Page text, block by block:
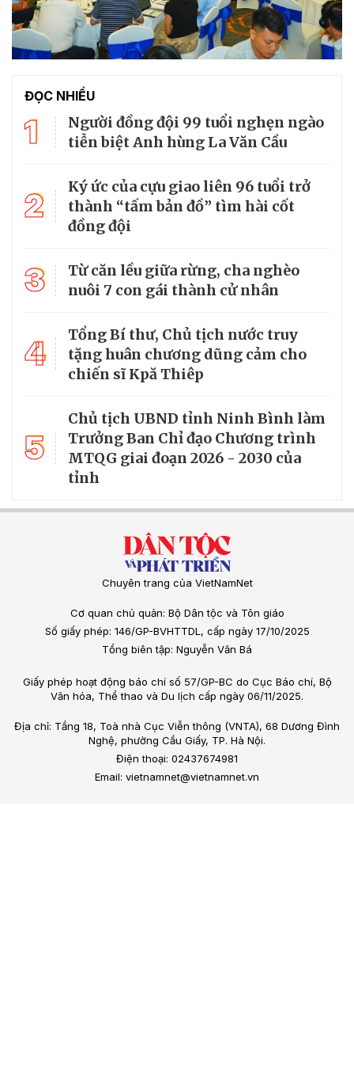
ĐỌC NHIỀU
1
Người đồng đội 99 tuổi nghẹn ngào
tiễn biệt Anh hùng La Văn Cầu
2
Ký ức của cựu giao liên 96 tuổi trở
thành “tấm bản đồ” tìm hài cốt
đồng đội
3
Từ căn lều giữa rừng, cha nghèo
nuôi 7 con gái thành cử nhân
4
Tổng Bí thư, Chủ tịch nước truy
tặng huân chương dũng cảm cho
chiến sĩ Kpă Thiêp
5
Chủ tịch UBND tỉnh Ninh Bình làm
Trưởng Ban Chỉ đạo Chương trình
MTQG giai đoạn 2026 - 2030 của
tỉnh
Chuyên trang của VietNamNet
Cơ quan chủ quản: Bộ Dân tộc và Tôn giáo
Số giấy phép: 146/GP-BVHTTDL, cấp ngày 17/10/2025
Tổng biên tập: Nguyễn Văn Bá
Giấy phép hoạt động báo chí số 57/GP-BC do Cục Báo chí, Bộ
Văn hóa, Thể thao và Du lịch cấp ngày 06/11/2025.
Địa chỉ: Tầng 18, Toà nhà Cục Viễn thông (VNTA), 68 Dương Đình
Nghệ, phường Cầu Giấy, TP. Hà Nội.
Điện thoại: 02437674981
Email: vietnamnet@vietnamnet.vn